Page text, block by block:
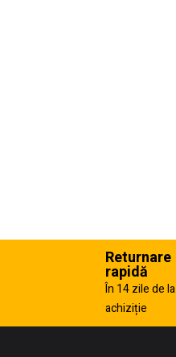
Returnare
rapidă
În 14 zile de la
achiziție